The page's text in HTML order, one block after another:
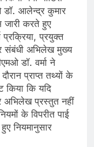
डॉ. आलेन्द्र कुमार
जारी करते हुए
प्रक्रिया, प्रयुक्त
संबंधी अभिलेख मुख्य
डॉ. वर्मा ने
प्राप्त तथ्यों के
किया कि यदि
अभिलेख प्रस्तुत नहीं
के विपरीत पाई
नियमानुसार